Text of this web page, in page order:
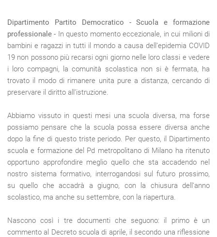
Dipartimento Partito Democratico - Scuola e formazione
professionale - In questo momento eccezionale, in cui milioni di
bambini e ragazzi in tutti il mondo a causa dell’epidemia COVID
19 non possono più recarsi ogni giorno nelle loro classi e vedere
i loro compagni, la comunità scolastica non si è fermata, ha
trovato il modo di rimanere unita pure a distanza, cercando di
preservare il diritto all’istruzione.
Abbiamo vissuto in questi mesi una scuola diversa, ma forse
possiamo pensare che la scuola possa essere diversa anche
dopo la fine di questo triste periodo. Per questo, il Dipartimento
scuola e formazione del Pd metropolitano di Milano ha ritenuto
opportuno approfondire meglio quello che sta accadendo nel
nostro sistema formativo, interrogandosi sul futuro prossimo,
su quello che accadrà a giugno, con la chiusura dell’anno
scolastico, ma anche su settembre, con la riapertura.
Nascono così i tre documenti che seguono: il primo è un
commento al Decreto scuola di aprile, il secondo una riflessione